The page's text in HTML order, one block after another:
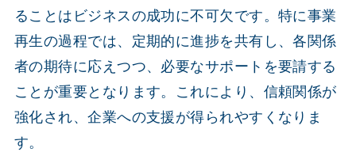
ることはビジネスの成功に不可欠です。特に事業
再生の過程では、定期的に進捗を共有し、各関係
者の期待に応えつつ、必要なサポートを要請する
ことが重要となります。これにより、信頼関係が
強化され、企業への支援が得られやすくなりま
す。